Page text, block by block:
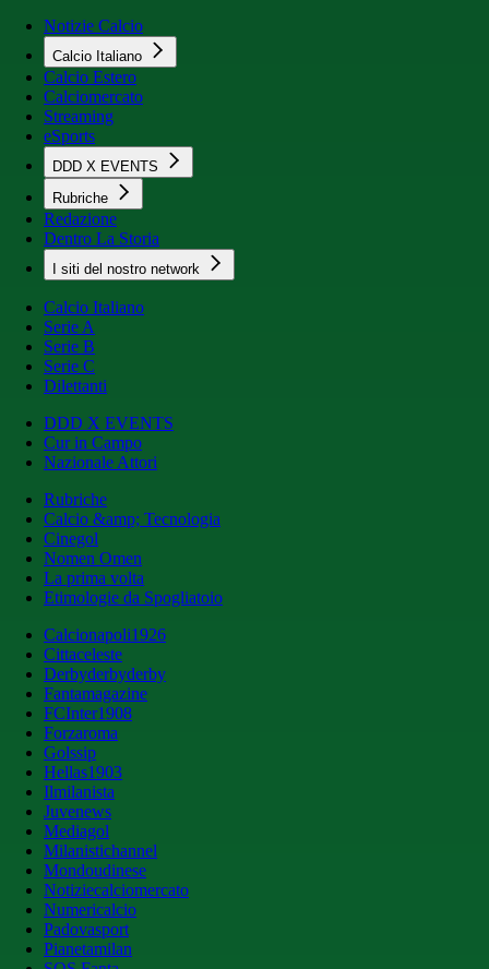
Notizie Calcio
Calcio Italiano
Calcio Estero
Calciomercato
Streaming
eSports
DDD X EVENTS
Rubriche
Redazione
Dentro La Storia
I siti del nostro network
Calcio Italiano
Serie A
Serie B
Serie C
Dilettanti
DDD X EVENTS
Cur in Campo
Nazionale Attori
Rubriche
Calcio &amp; Tecnologia
Cinegol
Nomen Omen
La prima volta
Etimologie da Spogliatoio
Calcionapoli1926
Cittaceleste
Derbyderbyderby
Fantamagazine
FCInter1908
Forzaroma
Golssip
Hellas1903
Ilmilanista
Juvenews
Mediagol
Milanistichannel
Mondoudinese
Notiziecalciomercato
Numericalcio
Padovasport
Pianetamilan